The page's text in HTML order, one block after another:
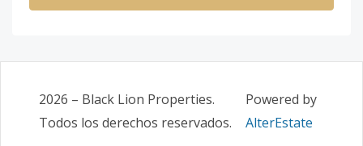
2026 – Black Lion Properties.
Todos los derechos reservados.
Powered by
AlterEstate